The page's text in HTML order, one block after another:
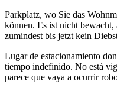
Parkplatz, wo Sie das
können. Es ist nicht bewacht,
zumindest bis jetzt kein
Lugar de estacionamiento
tiempo indefinido. No está
parece que vaya a ocurrir